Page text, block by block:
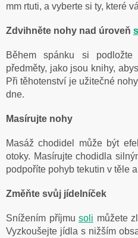
mm rtuti, a vyberte si ty, které
Zdvihněte nohy nad úroveň
Během spánku si
předměty, jako jsou knihy,
Při těhotenství je užitečné
dne.
Masírujte nohy
Masáž chodidel může být
otoky. Masírujte chodidla
podpoříte pohyb tekutin v těle
Změňte svůj jídelníček
Snížením příjmu soli můžete
Vyzkoušejte jídla s nižším